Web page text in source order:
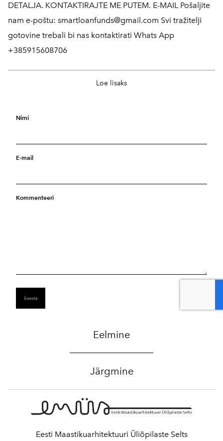
DETALJA. KONTAKTIRAJTE ME PUTEM. E-MAIL Pošaljite
nam e-poštu: smartloanfunds@gmail.com Svi tražitelji
gotovine trebali bi nas kontaktirati Whats App
+385915608706
Kredit 17. september 2024
KREDITNO PODUZEĆE ZA FINANCIJSKO PLANIRANJE
FINANCIJSKOJ KRIZI ILI SU VAM POTREBNA SREDSTVA
USLUGE OD LOKALNIH BANAKA I DRUGIH
*POSLOVNE FINANCIJE I MNOGO VIŠE: ZA VIŠE
DETALJA. KONTAKTIRAJTE ME PUTEM. E-MAIL Pošaljite
nam e-poštu: smartloanfunds@gmail.com Svi tražitelji
Loe lisaks
Nimi
E-mail
Kommenteeri
Eelmine
Järgmine
Eesti Maastikuarhitektuuri Üliõpilaste Selts